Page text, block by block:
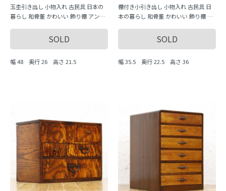
玉杢引き出し 小物入れ 古民具 日本の
暮らし 和骨董 かわいい 飾り棚 アンテ
SOLD
幅 48 奥行 26 高さ 21.5
棚付き小引き出し 小物入れ 古民具 日
本の暮らし 和骨董 かわいい 飾り棚 ア
SOLD
幅 35.5 奥行 22.5 高さ 36